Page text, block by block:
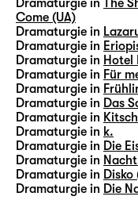
Dramaturgie in The
Come (UA)
Dramaturgie in
Dramaturgie in
Dramaturgie in Hotel
Dramaturgie in Für
Dramaturgie in
Dramaturgie in Das
Dramaturgie in
Dramaturgie in k.
Dramaturgie in Die
Dramaturgie in
Dramaturgie in Disko
Dramaturgie in Die